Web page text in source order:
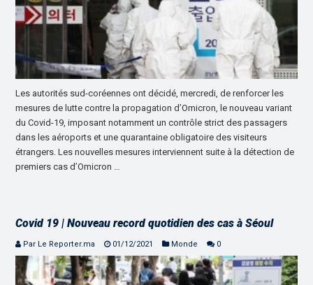
Les autorités sud-coréennes ont décidé, mercredi, de renforcer les
mesures de lutte contre la propagation d’Omicron, le nouveau variant
du Covid-19, imposant notamment un contrôle strict des passagers
dans les aéroports et une quarantaine obligatoire des visiteurs
étrangers. Les nouvelles mesures interviennent suite à la détection de
premiers cas d’Omicron …
Covid 19 | Nouveau record quotidien des cas à Séoul
Par Le Reporter.ma 01/12/2021 Monde 0